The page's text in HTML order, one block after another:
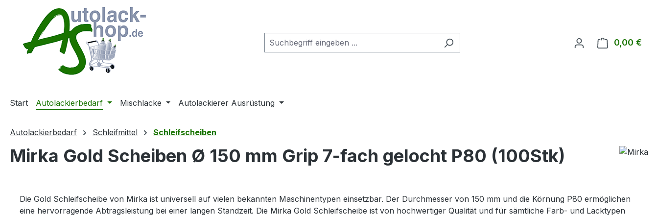
Hauptinhalt springen
Zur Suche springen
Zur Hauptnavigation springen
0,00 €
Start Autolackierbedarf Mischlacke Autolackierer Ausrüstung
Autolackierbedarf Schleifmittel Schleifscheiben
Mirka Gold Scheiben Ø 150 mm Grip 7-fach gelocht P80 (100Stk)
Die Gold Schleifscheibe von Mirka ist universell auf vielen bekannten Maschinentypen einsetzbar. Der Durchmesser von 150 mm und die Körnung P80 ermöglichen
eine hervorragende Abtragsleistung bei einer langen Standzeit. Die Mirka Gold Schleifscheibe ist von hochwertiger Qualität und für sämtliche Farb- und Lacktypen